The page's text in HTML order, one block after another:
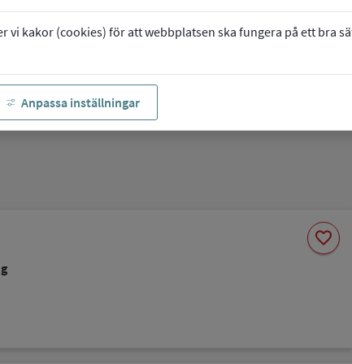
vi kakor (cookies) för att webbplatsen ska fungera på ett bra
Anpassa inställningar
favorite
Spara
som